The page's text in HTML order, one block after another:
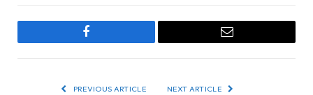
Facebook Email
PREVIOUS ARTICLE NEXT ARTICLE